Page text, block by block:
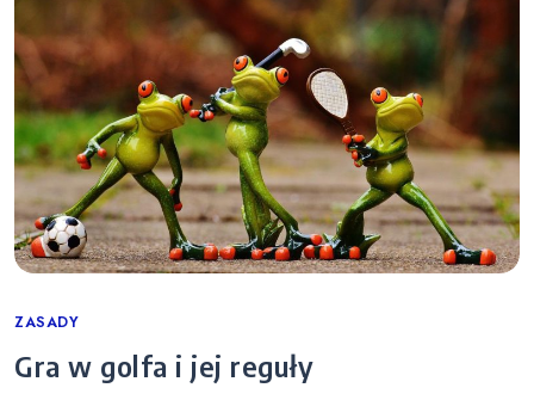
Categories
ZASADY
Gra w golfa i jej reguły